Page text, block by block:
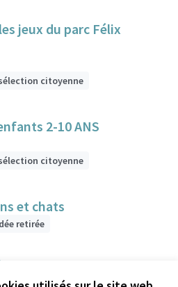
jeux du parc Félix
citoyenne
enfants 2-10 ANS
citoyenne
et chats
retirée